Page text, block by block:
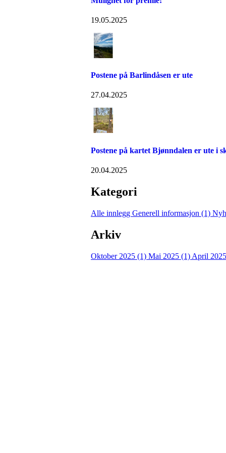
19.05.2025
Postene på Barlindåsen er ute
27.04.2025
Postene på kartet Bjønndalen er ute i
20.04.2025
Kategori
Alle innlegg Generell informasjon (1)
Arkiv
Oktober 2025 (1) Mai 2025 (1) April